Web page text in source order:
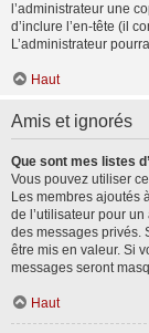
l’administrateur une
d’inclure l’en-tête (il
L’administrateur
Haut
Amis et ignorés
Que sont mes listes
Vous pouvez utiliser
Les membres ajoutés
de l’utilisateur pour
des messages privés.
être mis en valeur. Si
messages seront
Haut